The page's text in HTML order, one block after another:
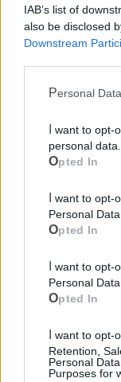
IAB’s list of
also be disclosed
Downstream
Personal
personal data.
Opted In
Personal Data.
Opted In
Personal
Opted In
Retention,
Personal
Purposes for